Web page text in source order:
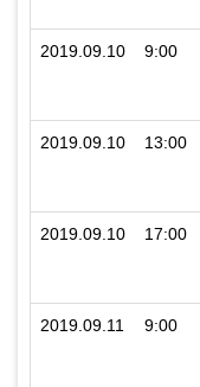
2019.09.10 9:00
2019.09.10 13:00
2019.09.10 17:00
2019.09.11 9:00